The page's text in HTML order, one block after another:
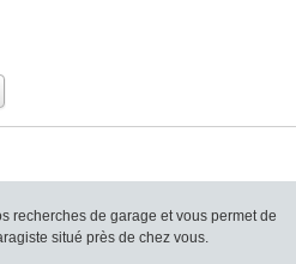
recherches de garage et vous permet de
situé près de chez vous.